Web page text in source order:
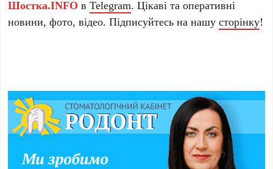
Шостка.INFO вTelegram. Цікаві та оперативні
новини, фото, відео. Підписуйтесь на нашусторінку!